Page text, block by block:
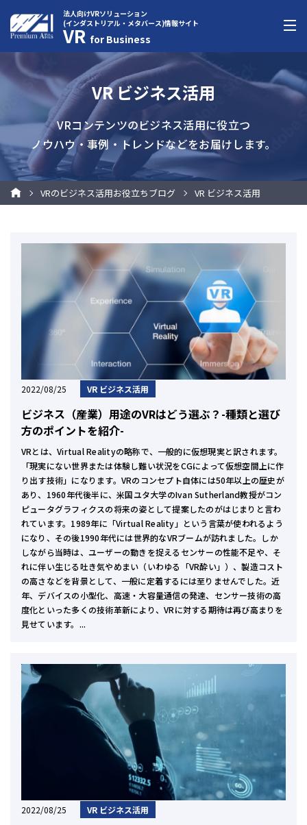
法人向けVRソリューション
(インダストリアル・メタバース)情報サイト
VR for Business
VR ビジネス活用
VRコンテンツのビジネス活用に役立つ
ノウハウ・事例・トレンドなどをお届けします。
VRのビジネス活用お役立ちブログ VR ビジネス活用
2022/08/25 VR ビジネス活用
ビジネス（産業）用途のVRはどう選ぶ？-種類と選び
方のポイントを紹介-
VRとは、Virtual Realityの略称で、一般的に仮想現実と訳されます。
「現実にない世界または体験し難い状況をCGによって仮想空間上に作
り出す技術」になります。VRのコンセプト自体には50年以上の歴史が
あり、1960年代後半に、米国ユタ大学のIvan Sutherland教授がコン
ピュータグラフィクスの将来の姿として提案したのがはじまりと言わ
れています。1989年に「Virtual Reality」という言葉が使われるよう
になり、その後1990年代には世界的なVRブームが訪れました。しか
しながら当時は、ユーザーの動きを捉えるセンサーの性能不足や、そ
れに伴い生じる吐き気やめまい（いわゆる「VR酔い」）、製造コスト
の高さなどを背景として、一般に定着するには至りませんでした。近
年、デバイスの小型化、高速・大容量通信の発達、センサー技術の高
度化といった多くの技術革新により、VRに対する期待は再び高まりを
見せています。...
2022/08/25 VR ビジネス活用